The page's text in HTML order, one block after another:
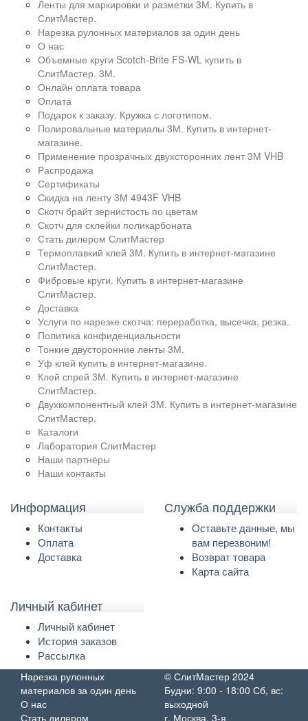
Ленты для маркировки и разметки 3М. Купить в
СлитМастер.
Нарезка рулонных материалов за один день
О нас
Объемные круги Scotch-Brite FS-WL купить в
СлитМастер. 3М.
Онлайн оплата товара
Оплата
Подарок к заказу. Кружка с логотипом.
Полировальные материалы 3М. Купить в интернет-
магазине.
Применение прозрачных двухсторонних лент 3М VHB
Распродажа
Сертификаты
Скидка на ленту 3М 4943F VHB
Скотч брайт зернистость по цветам
Скотч для склейки поликарбоната
Стать дилером СлитМастер
Термоплавкий клей 3М. Купить в интернет-магазине
СлитМастер.
Фибровые круги. Купить в интернет-магазине
СлитМастер.
Доставка
Услуги по нарезке скотча: переработка, высечка, резка.
Политика конфиденциальности
Тонкие двусторонние ленты 3М.
Уф клей купить в интернет-магазине.
Клей спрей 3М. Купить в интернет-магазине
СлитМастер.
Двухкомпонентный клей 3М. Купить в интернет-магазине
СлитМастер.
Каталоги
Лаборатория СлитМастер
Наши партнёры
Наши контакты
Информация
Контакты
Оплата
Доставка
Служба поддержки
Оставьте данные, мы
вам перезвоним!
Возврат товара
Карта сайта
Личный кабинет
Личный кабинет
История заказов
Рассылка
Нарезка рулонных
материалов за один день
О нас
Стать дилером
© СлитМастер 2024
Будни: 9:00 - 18:00 Сб, вс:
выходной
г. Москва, 3-я